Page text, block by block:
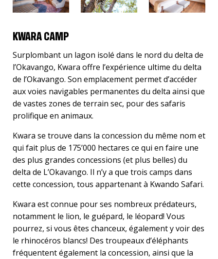
KWARA CAMP
Surplombant un lagon isolé dans le nord du delta de
l’Okavango, Kwara offre l’expérience ultime du delta
de l’Okavango. Son emplacement permet d’accéder
aux voies navigables permanentes du delta ainsi que
de vastes zones de terrain sec, pour des safaris
prolifique en animaux.
Kwara se trouve dans la concession du même nom et
qui fait plus de 175’000 hectares ce qui en faire une
des plus grandes concessions (et plus belles) du
delta de L’Okavango. Il n’y a que trois camps dans
cette concession, tous appartenant à Kwando Safari.
Kwara est connue pour ses nombreux prédateurs,
notamment le lion, le guépard, le léopard! Vous
pourrez, si vous êtes chanceux, également y voir des
le rhinocéros blancs! Des troupeaux d’éléphants
fréquentent également la concession, ainsi que la